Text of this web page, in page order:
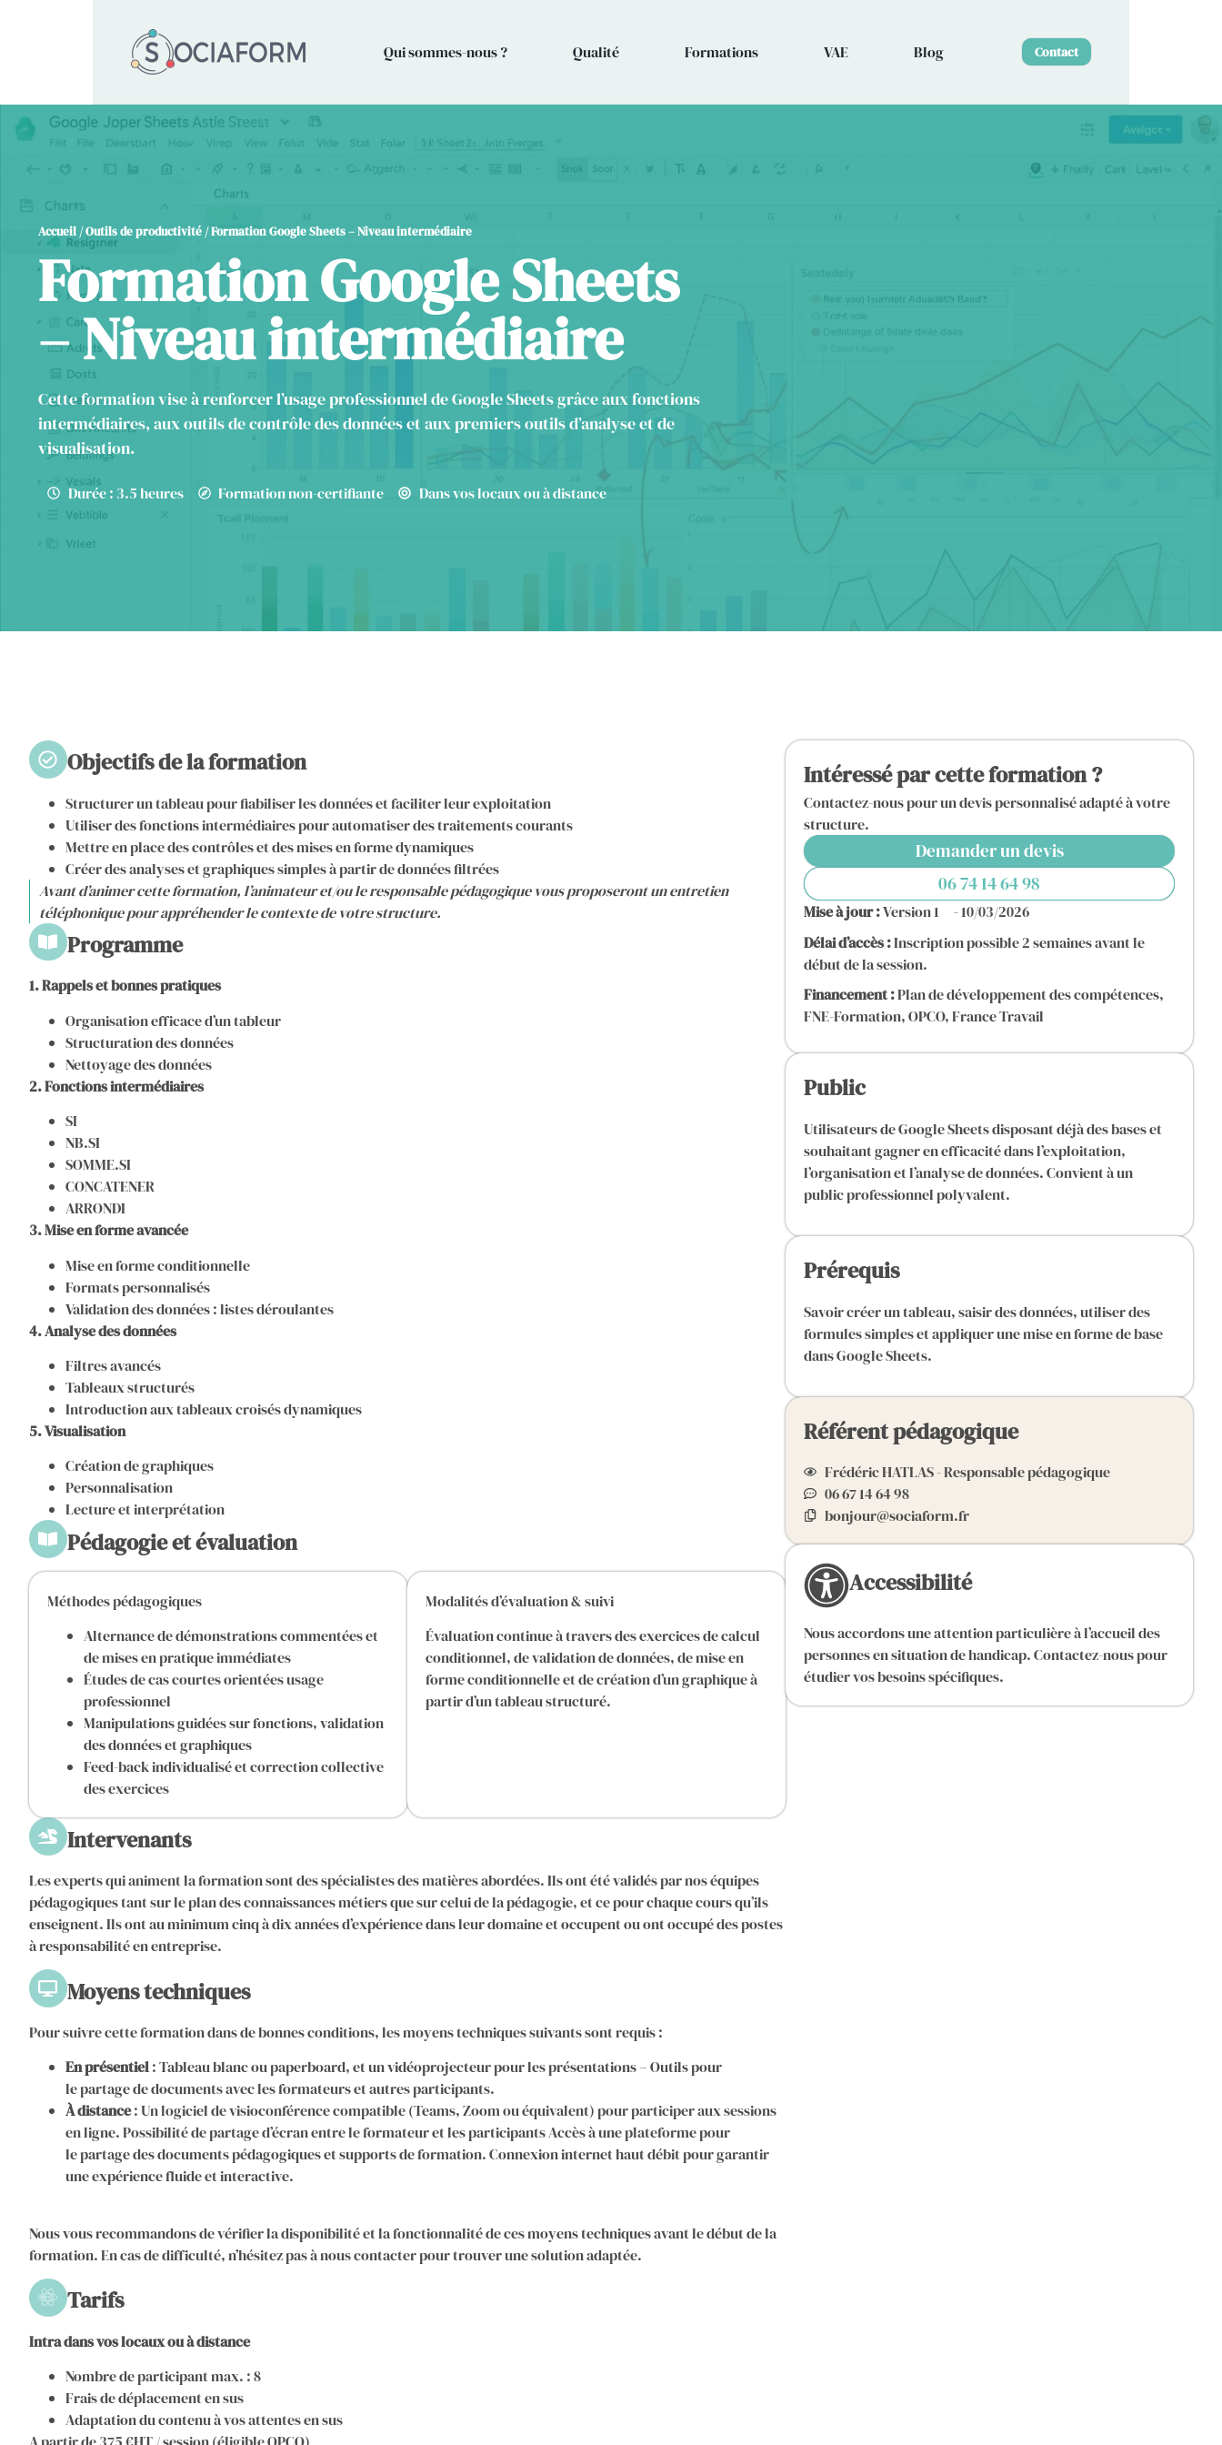
Qui sommes-nous ? Qualité Formations VAE Blog Contact
Accueil /Outils de productivité / Formation Google Sheets – Niveau intermédiaire
Formation Google Sheets
– Niveau intermédiaire
Cette formation vise à renforcer l’usage professionnel de Google Sheets grâce aux fonctions
intermédiaires, aux outils de contrôle des données et aux premiers outils d’analyse et de
visualisation.
Durée : 3.5 heures Formation non-certifiante Dans vos locaux ou à distance
Objectifs de la formation
Structurer un tableau pour fiabiliser les données et faciliter leur exploitation
Utiliser des fonctions intermédiaires pour automatiser des traitements courants
Mettre en place des contrôles et des mises en forme dynamiques
Créer des analyses et graphiques simples à partir de données filtrées
Avant d’animer cette formation, l’animateur et/ou le responsable pédagogique vous proposeront un entretien
téléphonique pour appréhender le contexte de votre structure.
Programme
1. Rappels et bonnes pratiques
Organisation efficace d’un tableur
Structuration des données
Nettoyage des données
2. Fonctions intermédiaires
SI
NB.SI
SOMME.SI
CONCATENER
ARRONDI
3. Mise en forme avancée
Mise en forme conditionnelle
Formats personnalisés
Validation des données : listes déroulantes
4. Analyse des données
Filtres avancés
Tableaux structurés
Introduction aux tableaux croisés dynamiques
5. Visualisation
Création de graphiques
Personnalisation
Lecture et interprétation
Pédagogie et évaluation
Méthodes pédagogiques
Alternance de démonstrations commentées et
de mises en pratique immédiates
Études de cas courtes orientées usage
professionnel
Manipulations guidées sur fonctions, validation
des données et graphiques
Feed-back individualisé et correction collective
des exercices
Modalités d’évaluation & suivi
Évaluation continue à travers des exercices de calcul
conditionnel, de validation de données, de mise en
forme conditionnelle et de création d’un graphique à
partir d’un tableau structuré.
Intervenants
Les experts qui animent la formation sont des spécialistes des matières abordées. Ils ont été validés par nos équipes
pédagogiques tant sur le plan des connaissances métiers que sur celui de la pédagogie, et ce pour chaque cours qu’ils
enseignent. Ils ont au minimum cinq à dix années d’expérience dans leur domaine et occupent ou ont occupé des postes
à responsabilité en entreprise.
Moyens techniques
Pour suivre cette formation dans de bonnes conditions, les moyens techniques suivants sont requis :
En présentiel: Tableau blanc ou paperboard, et un vidéoprojecteur pour les présentations – Outils pour
le partage de documents avec les formateurs et autres participants.
À distance: Un logiciel de visioconférence compatible (Teams, Zoom ou équivalent) pour participer aux sessions
en ligne. Possibilité de partage d’écran entre le formateur et les participants Accès à une plateforme pour
le partage des documents pédagogiques et supports de formation. Connexion internet haut débit pour garantir
une expérience fluide et interactive.
Nous vous recommandons de vérifier la disponibilité et la fonctionnalité de ces moyens techniques avant le début de la
formation. En cas de difficulté, n’hésitez pas à nous contacter pour trouver une solution adaptée.
Tarifs
Intra dans vos locaux ou à distance
Nombre de participant max. : 8
Frais de déplacement en sus
Adaptation du contenu à vos attentes en sus
Intéressé par cette formation ?
Contactez-nous pour un devis personnalisé adapté à votre
structure.
Demander un devis
06 74 14 64 98
Mise à jour :Version 1
- 10/03/2026
Délai d’accès :Inscription possible 2 semaines avant le
début de la session.
Financement :Plan de développement des compétences,
FNE-Formation, OPCO, France Travail
Public
Utilisateurs de Google Sheets disposant déjà des bases et
souhaitant gagner en efficacité dans l’exploitation,
l’organisation et l’analyse de données. Convient à un
public professionnel polyvalent.
Prérequis
Savoir créer un tableau, saisir des données, utiliser des
formules simples et appliquer une mise en forme de base
dans Google Sheets.
Référent pédagogique
Frédéric HATLAS - Responsable pédagogique
06 67 14 64 98
bonjour@sociaform.fr
Accessibilité
Nous accordons une attention particulière à l’accueil des
personnes en situation de handicap. Contactez-nous pour
étudier vos besoins spécifiques.